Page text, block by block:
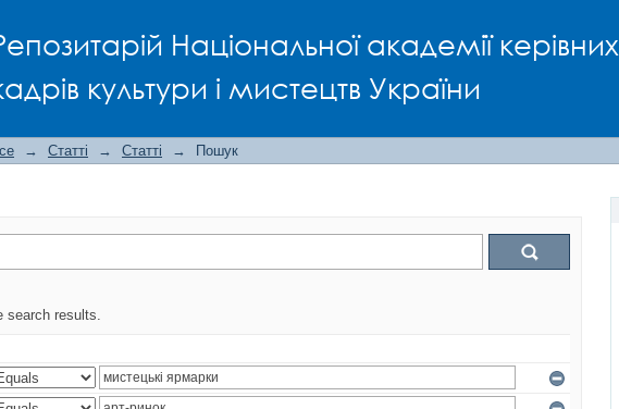
Національної академії керівних
культури і мистецтв України
→ Статті → Статті → Пошук
search results.